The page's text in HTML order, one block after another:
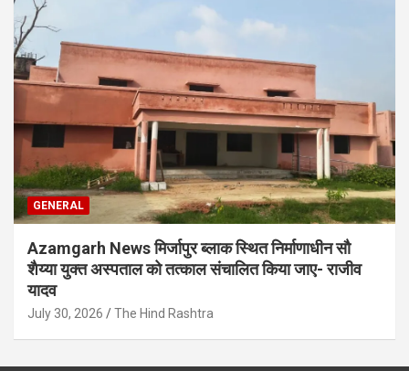
GENERAL
Azamgarh News मिर्जापुर ब्लाक स्थित निर्माणाधीन सौ
शैय्या युक्त अस्पताल को तत्काल संचालित किया जाए- राजीव
यादव
July 30, 2026 The Hind Rashtra